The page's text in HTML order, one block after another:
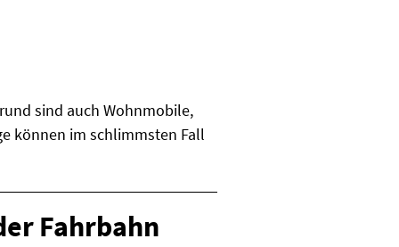
sind auch Wohnmobile,
können im schlimmsten Fall
Fahrbahn